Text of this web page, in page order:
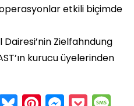
etkili biçimde
Zielfahndung
kurucu üyelerinden